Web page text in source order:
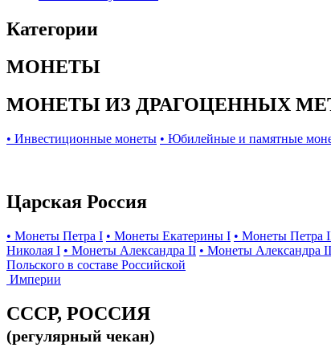
Категории
МОНЕТЫ
МОНЕТЫ ИЗ ДРАГОЦЕННЫХ
• Инвестиционные монеты • Юбилейные и памятные
Царская Россия
• Монеты Петра I • Монеты Екатерины I • Монеты Петра
Николая I • Монеты Александра II • Монеты Александра
Польского в составе Российской
Империи
СССР, РОССИЯ
(регулярный чекан)